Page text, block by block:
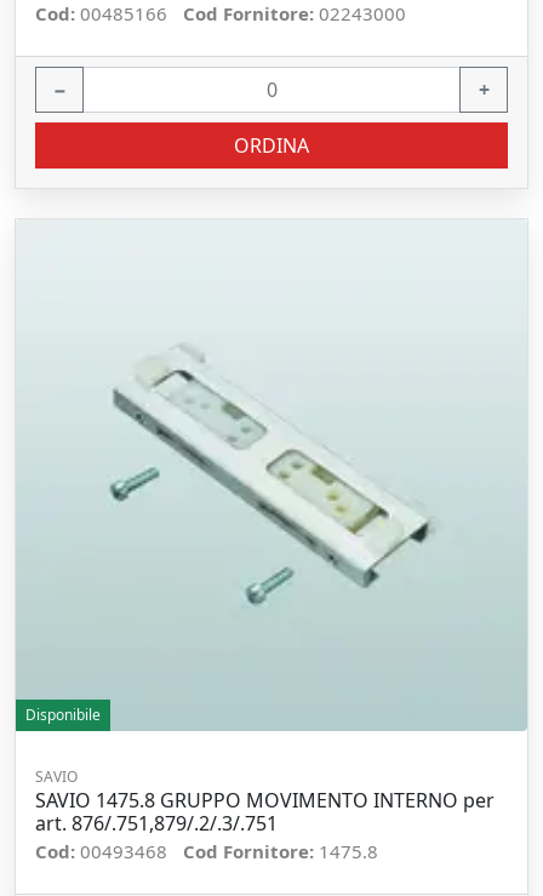
Cod: 00485166 Cod Fornitore: 02243000
− +
ORDINA
Disponibile
SAVIO
SAVIO 1475.8 GRUPPO MOVIMENTO INTERNO per
art. 876/.751,879/.2/.3/.751
Cod: 00493468 Cod Fornitore: 1475.8